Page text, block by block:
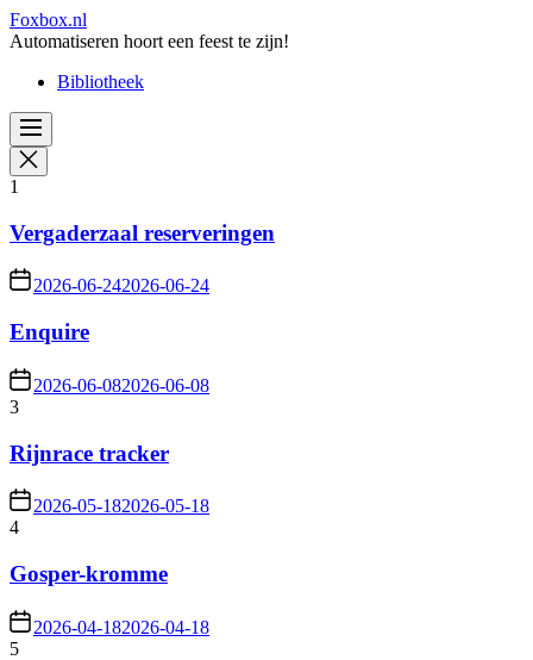
Skip
to
content
Foxbox.nl
Automatiseren hoort een feest te zijn!
Bibliotheek
1
Vergaderzaal reserveringen
2026-06-242026-06-24
Enquire
2026-06-082026-06-08
3
Rijnrace tracker
2026-05-182026-05-18
4
Gosper-kromme
2026-04-182026-04-18
5